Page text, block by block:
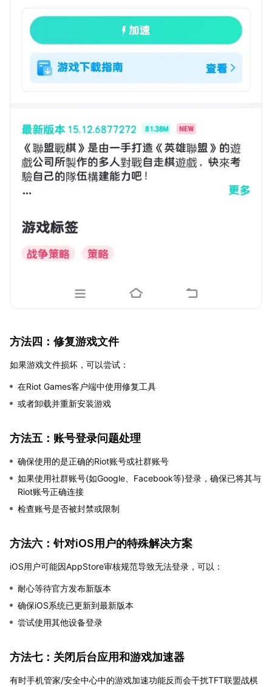
方法四：修复游戏文件
如果游戏文件损坏，可以尝试：
在Riot Games客户端中使用修复工具
或者卸载并重新安装游戏
方法五：账号登录问题处理
确保使用的是正确的Riot账号或社群账号
如果使用社群账号(如Google、Facebook等)登录，确保已将其与
Riot账号正确连接
检查账号是否被封禁或限制
方法六：针对iOS用户的特殊解决方案
iOS用户可能因AppStore审核规范导致无法登录，可以：
耐心等待官方发布新版本
确保iOS系统已更新到最新版本
尝试使用其他设备登录
方法七：关闭后台应用和游戏加速器
有时手机管家/安全中心中的游戏加速功能反而会干扰TFT联盟战棋